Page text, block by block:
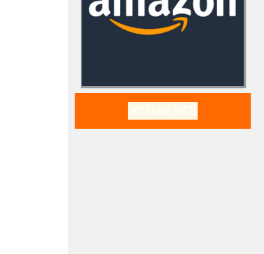
VISITAR SITE